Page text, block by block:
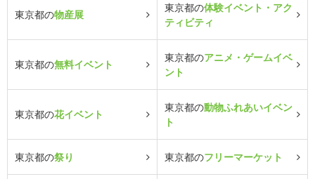
東京都の物産展
東京都の体験イベント・アク
ティビティ
東京都の無料イベント
東京都のアニメ・ゲームイベ
ント
東京都の花イベント
東京都の動物ふれあいイベン
ト
東京都の祭り 東京都のフリーマーケット